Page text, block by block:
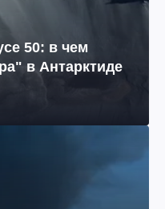
50: в чем
в Антарктиде